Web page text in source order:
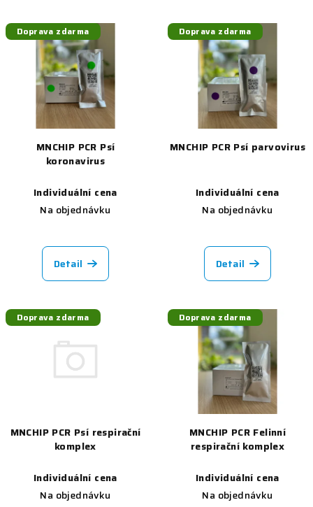
Doprava zdarma
MNCHIP PCR Psí
koronavirus
Individuální cena
Na objednávku
Detail
Doprava zdarma
MNCHIP PCR Psí parvovirus
Individuální cena
Na objednávku
Detail
Doprava zdarma
MNCHIP PCR Psí respirační
komplex
Individuální cena
Na objednávku
Doprava zdarma
MNCHIP PCR Felinní
respirační komplex
Individuální cena
Na objednávku